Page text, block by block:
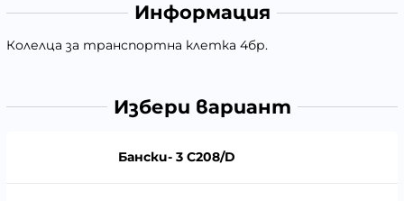
Информация
Колелца за транспортна клетка 4бр.
Избери вариант
Бански- 3 C208/D